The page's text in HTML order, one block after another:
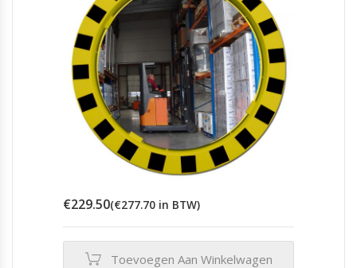
€229.50(€277.70 in BTW)
Toevoegen Aan Winkelwagen